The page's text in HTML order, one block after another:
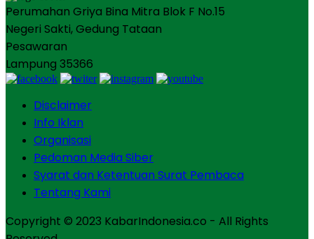
Perumahan Griya Bina Mitra Blok F No.15
Negeri Sakti, Gedung Tataan
Pesawaran
Lampung 35366
Disclaimer
Info Iklan
Organisasi
Pedoman Media Siber
Syarat dan Ketentuan Surat Pembaca
Tentang Kami
Copyright © 2023 KabarIndonesia.co - All Rights